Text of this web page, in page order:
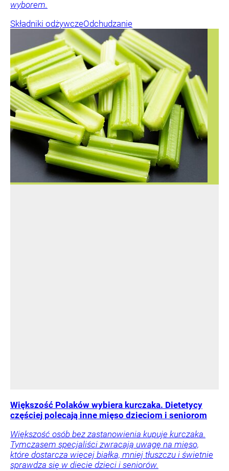
wyborem.
Składniki odżywczeOdchudzanie
Większość Polaków wybiera kurczaka. Dietetycy
częściej polecają inne mięso dzieciom i seniorom
Większość osób bez zastanowienia kupuje kurczaka.
Tymczasem specjaliści zwracają uwagę na mięso,
które dostarcza więcej białka, mniej tłuszczu i świetnie
sprawdza się w diecie dzieci i seniorów.